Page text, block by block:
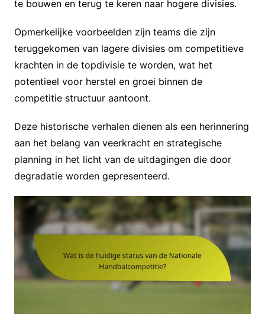
te bouwen en terug te keren naar hogere divisies.
Opmerkelijke voorbeelden zijn teams die zijn
teruggekomen van lagere divisies om competitieve
krachten in de topdivisie te worden, wat het
potentieel voor herstel en groei binnen de
competitie structuur aantoont.
Deze historische verhalen dienen als een herinnering
aan het belang van veerkracht en strategische
planning in het licht van de uitdagingen die door
degradatie worden gepresenteerd.